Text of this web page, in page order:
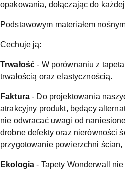
opakowania, dołączając do
Podstawowym materiałem
Cechuje ją:
Trwałość - W porównaniu z
trwałością oraz elastycznością.
Faktura- Do projektowania
atrakcyjny produkt, będący
nie odwracać uwagi od
drobne defekty oraz nierówności
przygotowanie powierzchni
Ekologia - Tapety Wonderwall